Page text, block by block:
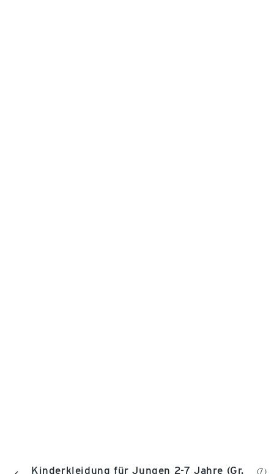
Kinderkleidung für Jungen 2-7 Jahre (Gr. (7)